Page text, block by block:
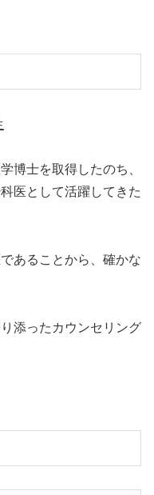
博士を取得したのち、
医として活躍してきた
あることから、確かな
添ったカウンセリング